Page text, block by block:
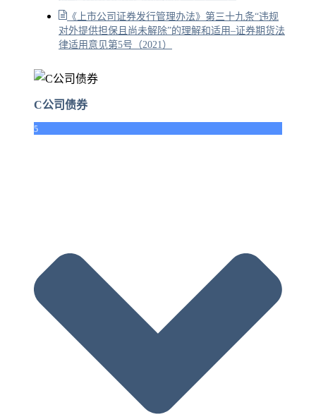
《上市公司证券发行管理办法》第三十九条“违规
对外提供担保且尚未解除”的理解和适用–证券期货法
律适用意见第5号（2021）
C公司债券
5